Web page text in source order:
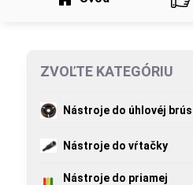
ZVOĽTE KATEGÓRIU
Nástroje do úhlovéj
Nástroje do vŕtačky
Nástroje do priamej